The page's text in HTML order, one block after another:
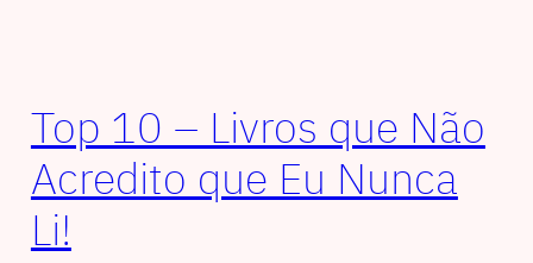
Top 10 – Livros que Não
Acredito que Eu Nunca
Li!